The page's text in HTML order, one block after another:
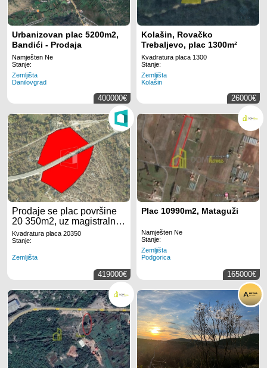
Urbanizovan plac 5200m2,
Bandići - Prodaja
Namješten Ne
Stanje:
Zemljišta
Danilovgrad
400000€
Kolašin, Rovačko
Trebaljevo, plac 1300m²
Kvadratura placa 1300
Stanje:
Zemljišta
Kolašin
26000€
Prodaje se plac površine
20 350m2, uz magistralni
put Podgorica- Cetinje, u
mjestu Brežine, nedaleko
od restorana Šume.
Kvadratura placa 20350
Stanje:
Zemljišta
419000€
Plac 10990m2, Mataguži
Namješten Ne
Stanje:
Zemljišta
Podgorica
165000€